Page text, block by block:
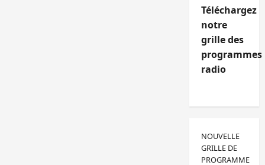
Téléchargez
notre
grille des
programmes
radio
NOUVELLE
GRILLE DE
PROGRAMME